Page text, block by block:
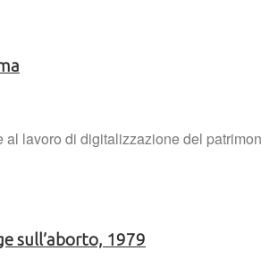
lavoro di digitalizzazione del
sull’aborto, 1979